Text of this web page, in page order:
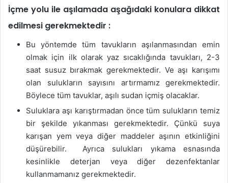
İçme yolu ile aşılamada aşağıdaki konulara dikkat
edilmesi gerekmektedir :
Bu yöntemde tüm tavukların aşılanmasından emin
olmak için ilk olarak yaz sıcaklığında tavukları, 2-3
saat susuz bırakmak gerekmektedir. Ve aşı karışımı
olan sulukların sayısını artırmamız gerekmektedir.
Böylece tüm tavuklar, aşılı sudan içmiş olacaklar.
Suluklara aşı karıştırmadan önce tüm sulukların temiz
bir şekilde yıkanması gerekmektedir. Çünkü suya
karışan yem veya diğer maddeler aşının etkinliğini
düşürebilir. Ayrıca sulukları yıkama esnasında
kesinlikle deterjan veya diğer dezenfektanlar
kullanmamanız gerekmektedir.